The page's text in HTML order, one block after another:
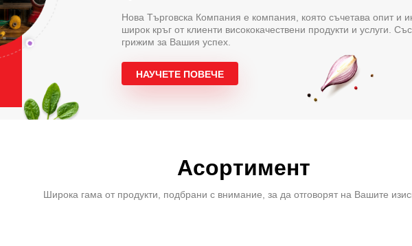
Нова Търговска Компания е компания, която съчетава опит и
широк кръг от клиенти висококачествени продукти и услуги.
грижим за Вашия успех.
НАУЧЕТЕ ПОВЕЧЕ
Асортимент
Широка гама от продукти, подбрани с внимание, за да отговорят на Вашите